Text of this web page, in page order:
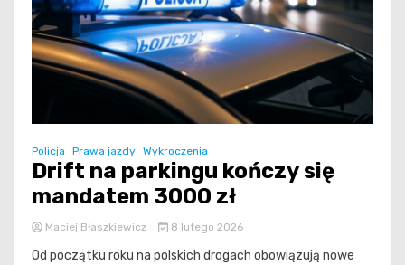
Policja Prawa jazdy Wykroczenia
Drift na parkingu kończy się
mandatem 3000 zł
Maciej Błaszkiewicz 8 lutego 2026
Od początku roku na polskich drogach obowiązują nowe